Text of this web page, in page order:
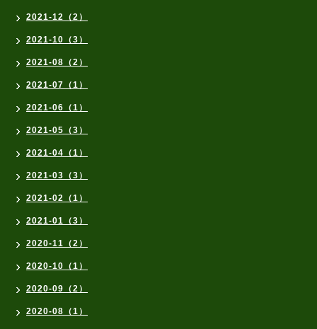
2021-12（2）
2021-10（3）
2021-08（2）
2021-07（1）
2021-06（1）
2021-05（3）
2021-04（1）
2021-03（3）
2021-02（1）
2021-01（3）
2020-11（2）
2020-10（1）
2020-09（2）
2020-08（1）